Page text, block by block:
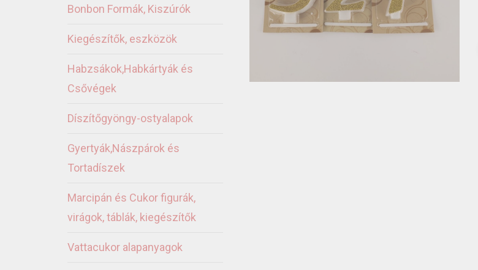
Bonbon Formák, Kiszúrók
Kiegészítők, eszközök
Habzsákok,Habkártyák és
Csővégek
Díszítőgyöngy-ostyalapok
Gyertyák,Nászpárok és
Tortadíszek
Marcipán és Cukor figurák,
virágok, táblák, kiegészítők
Vattacukor alapanyagok